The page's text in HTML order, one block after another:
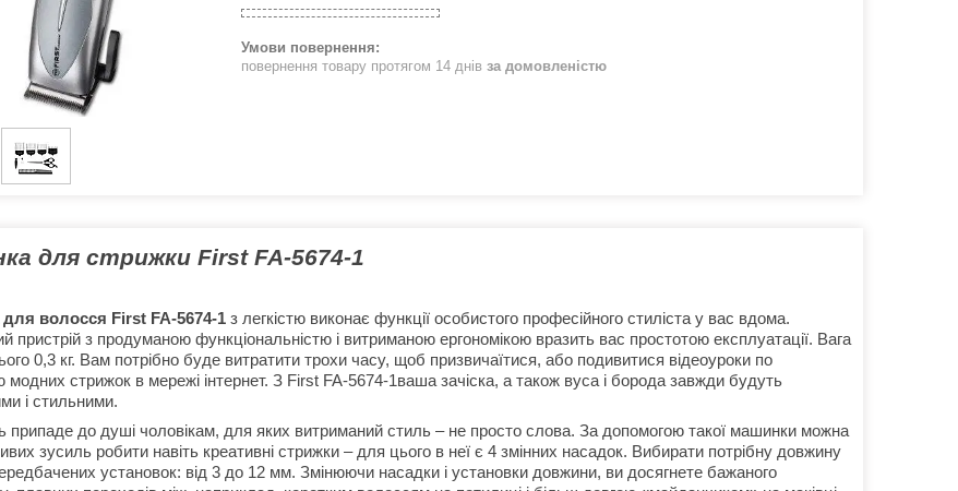
повернення товару протягом 14 днів за домовленістю
для стрижки First FA-5674-1
волосся First FA-5674-1 з легкістю виконає функції особистого професійного стиліста у вас вдома.
пристрій з продуманою функціональністю і витриманою ергономікою вразить вас простотою експлуатації. Вага
0,3 кг. Вам потрібно буде витратити трохи часу, щоб призвичаїтися, або подивитися відеоуроки по
модних стрижок в мережі інтернет. З First FA-5674-1ваша зачіска, а також вуса і борода завжди будуть
і стильними.
припаде до душі чоловікам, для яких витриманий стиль – не просто слова. За допомогою такої машинки можна
зусиль робити навіть креативні стрижки – для цього в неї є 4 змінних насадок. Вибирати потрібну довжину
установок: від 3 до 12 мм. Змінюючи насадки і установки довжини, ви досягнете бажаного